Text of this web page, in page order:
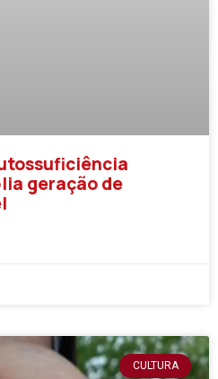
geração de
CULTURA